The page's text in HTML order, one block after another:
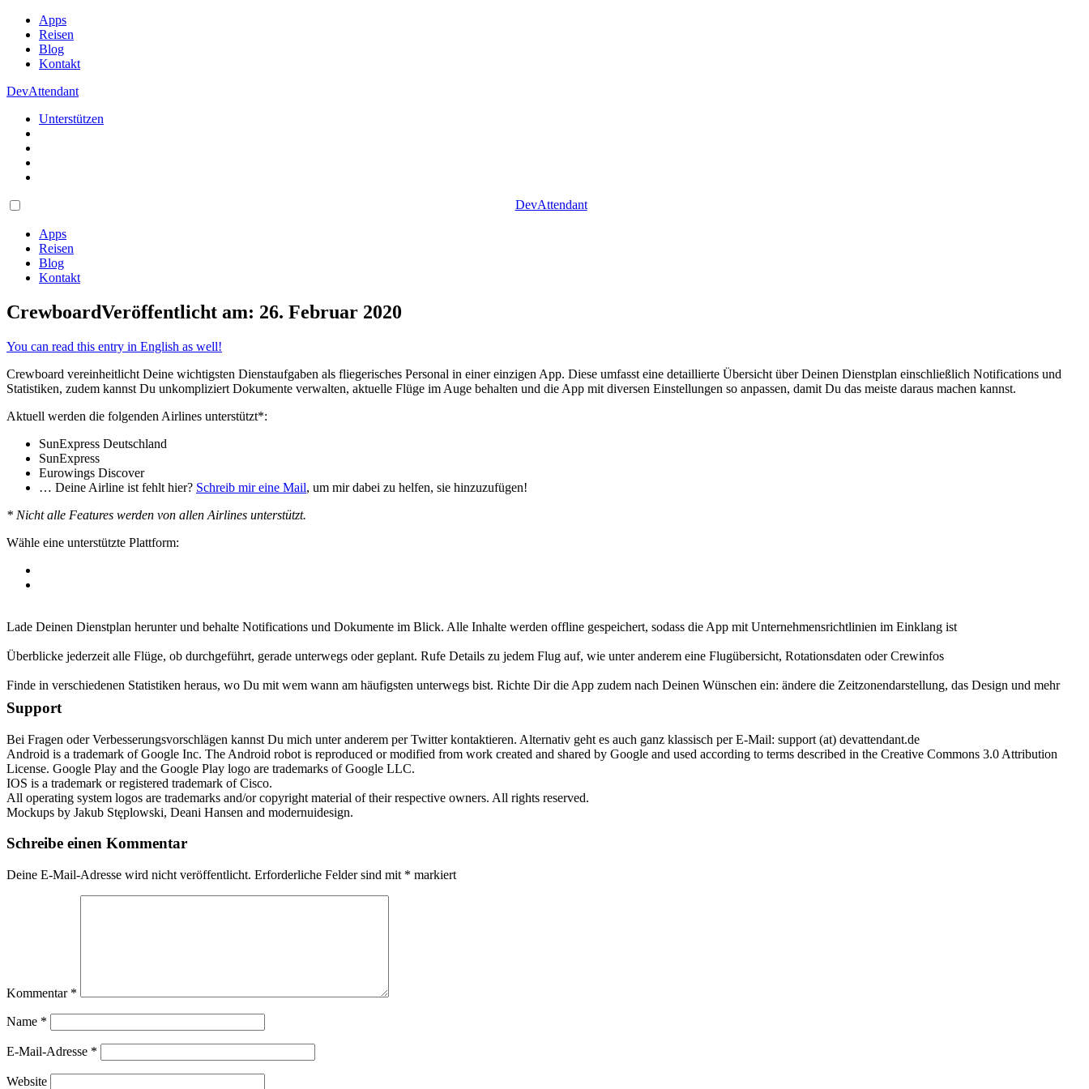
Apps
Reisen
Blog
Kontakt
DevAttendant
Unterstützen
DevAttendant
Apps
Reisen
Blog
Kontakt
CrewboardVeröffentlicht am: 26. Februar 2020
You can read this entry in English as well!
Crewboard vereinheitlicht Deine wichtigsten Dienstaufgaben als fliegerisches Personal in einer einzigen App. Diese umfasst eine detaillierte Übersicht über Deinen Dienstplan einschließlich Notifications und
Statistiken, zudem kannst Du unkompliziert Dokumente verwalten, aktuelle Flüge im Auge behalten und die App mit diversen Einstellungen so anpassen, damit Du das meiste daraus machen kannst.
Aktuell werden die folgenden Airlines unterstützt*:
SunExpress Deutschland
SunExpress
Eurowings Discover
… Deine Airline ist fehlt hier? Schreib mir eine Mail, um mir dabei zu helfen, sie hinzuzufügen!
* Nicht alle Features werden von allen Airlines unterstützt.
Wähle eine unterstützte Plattform:
Lade Deinen Dienstplan herunter und behalte Notifications und Dokumente im Blick. Alle Inhalte werden offline gespeichert, sodass die App mit Unternehmensrichtlinien im Einklang ist
Überblicke jederzeit alle Flüge, ob durchgeführt, gerade unterwegs oder geplant. Rufe Details zu jedem Flug auf, wie unter anderem eine Flugübersicht, Rotationsdaten oder Crewinfos
Finde in verschiedenen Statistiken heraus, wo Du mit wem wann am häufigsten unterwegs bist. Richte Dir die App zudem nach Deinen Wünschen ein: ändere die Zeitzonendarstellung, das Design und mehr
Support
Bei Fragen oder Verbesserungsvorschlägen kannst Du mich unter anderem per Twitter kontaktieren. Alternativ geht es auch ganz klassisch per E-Mail: support (at) devattendant.de
Android is a trademark of Google Inc. The Android robot is reproduced or modified from work created and shared by Google and used according to terms described in the Creative Commons 3.0 Attribution
License. Google Play and the Google Play logo are trademarks of Google LLC.
IOS is a trademark or registered trademark of Cisco.
All operating system logos are trademarks and/or copyright material of their respective owners. All rights reserved.
Mockups by Jakub Stęplowski, Deani Hansen and modernuidesign.
Schreibe einen Kommentar
Deine E-Mail-Adresse wird nicht veröffentlicht. Erforderliche Felder sind mit * markiert
Kommentar *
Name *
E-Mail-Adresse *
Website